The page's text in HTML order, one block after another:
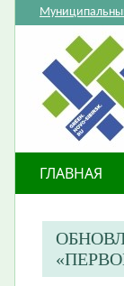
ГЛАВНАЯ